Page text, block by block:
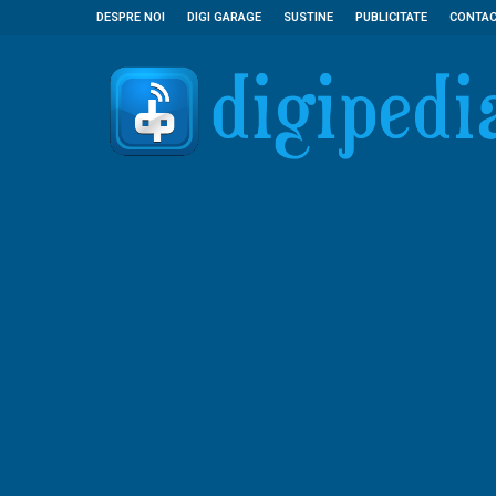
DESPRE NOI DIGI GARAGE SUSTINE PUBLICITATE